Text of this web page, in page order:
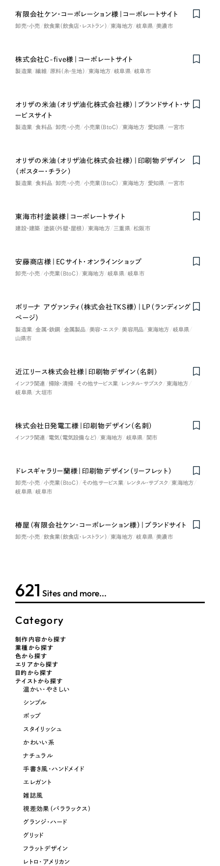
オレンジ・橙色
グリーン・緑色
パープル・紫色
621 Sites and more...
Category
制作内容から探す
業種から探す
色から探す
エリアから探す
目的から探す
テイストから探す
温かい・やさしい
シンプル
ポップ
スタイリッシュ
かわいい系
ナチュラル
手書き風・ハンドメイド
エレガント
雑誌風
視差効果（パララックス）
グランジ・ハード
グリッド
フラットデザイン
レトロ・アメリカン
有限会社ケン・コーポレーション様｜コーポレートサイト
卸売・小売 飲食業（飲食店・レストラン） 東海地方 岐阜県 美濃市
株式会社C-five様｜コーポレートサイト
製造業 繊維 原料（糸・生地） 東海地方 岐阜県 岐阜市
オリザの米油（オリザ油化株式会社様）｜ブランドサイト・サ
ービスサイト
製造業 食料品 卸売・小売 小売業（BtoC） 東海地方 愛知県 一宮市
オリザの米油（オリザ油化株式会社様）｜印刷物デザイン
（ポスター・チラシ）
製造業 食料品 卸売・小売 小売業（BtoC） 東海地方 愛知県 一宮市
東海市村塗装様｜コーポレートサイト
建設・建築 塗装（外壁・屋根） 東海地方 三重県 松阪市
安藤商店様｜ECサイト・オンラインショップ
卸売・小売 小売業（BtoC） 東海地方 岐阜県 岐阜市
ボリーナ アヴァンティ（株式会社TKS様）｜LP（ランディング
ページ）
製造業 金属・鉄鋼 金属製品 美容・エステ 美容用品 東海地方
岐阜県
山県市
近江リース株式会社様｜印刷物デザイン（名刺）
インフラ関連 掃除・清掃 その他サービス業 レンタル・サブスク
東海地方
岐阜県
大垣市
株式会社日発電工様｜印刷物デザイン（名刺）
インフラ関連 電気（電気設備など） 東海地方 岐阜県 関市
ドレスギャラリー蘭様｜印刷物デザイン（リーフレット）
卸売・小売 小売業（BtoC） その他サービス業 レンタル・サブスク
東海地方
岐阜県
岐阜市
椿屋（有限会社ケン・コーポレーション様）｜ブランドサイト
卸売・小売 飲食業（飲食店・レストラン） 東海地方 岐阜県 美濃市